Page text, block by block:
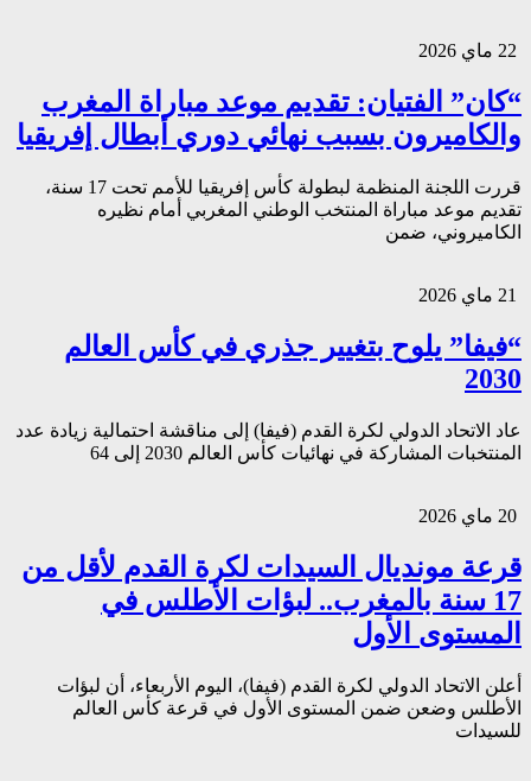
“كان” الفتيان: تقديم موعد مباراة المغرب
والكاميرون بسبب نهائي دوري أبطال إفريقيا
قررت اللجنة المنظمة لبطولة كأس إفريقيا للأمم تحت 17 سنة،
تقديم موعد مباراة المنتخب الوطني المغربي أمام نظيره
الكاميروني، ضمن
“فيفا” يلوح بتغيير جذري في كأس العالم
2030
عاد الاتحاد الدولي لكرة القدم (فيفا) إلى مناقشة احتمالية زيادة عدد
المنتخبات المشاركة في نهائيات كأس العالم 2030 إلى 64
قرعة مونديال السيدات لكرة القدم لأقل من
17 سنة بالمغرب.. لبؤات الأطلس في
المستوى الأول
أعلن الاتحاد الدولي لكرة القدم (فيفا)، اليوم الأربعاء، أن لبؤات
الأطلس وضعن ضمن المستوى الأول في قرعة كأس العالم
للسيدات